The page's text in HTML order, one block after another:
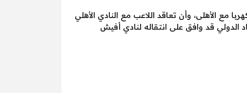
الأهلى، وأن تعاقد اللاعب مع النادي الأهلي
الدولي قد وافق على انتقاله لنادي أفيش